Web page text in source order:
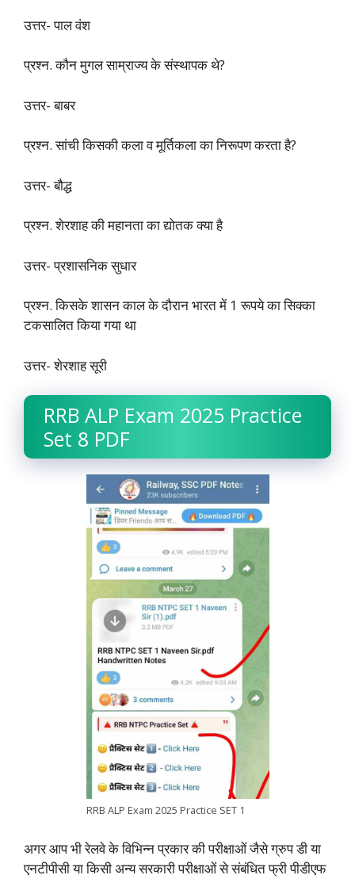
उत्तर- पाल वंश
प्रश्न. कौन मुगल साम्राज्य के संस्थापक थे?
उत्तर- बाबर
प्रश्न. सांची किसकी कला व मूर्तिकला का निरूपण करता है?
उत्तर- बौद्ध
प्रश्न. शेरशाह की महानता का द्योतक क्या है
उत्तर- प्रशासनिक सुधार
प्रश्न. किसके शासन काल के दौरान भारत में 1 रूपये का सिक्का
टकसालित किया गया था
उत्तर- शेरशाह सूरी
RRB ALP Exam 2025 Practice
Set 8 PDF
RRB ALP Exam 2025 Practice SET 1
अगर आप भी रेलवे के विभिन्न प्रकार की परीक्षाओं जैसे ग्रुप डी या
एनटीपीसी या किसी अन्य सरकारी परीक्षाओं से संबंधित फ्री पीडीएफ